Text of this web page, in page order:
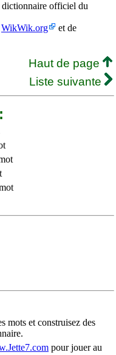
officiel du
WikWik.org
et de
Haut de page
Liste suivante
mots et construisez des
pour jouer au